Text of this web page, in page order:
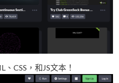
CSS，和JS文本！